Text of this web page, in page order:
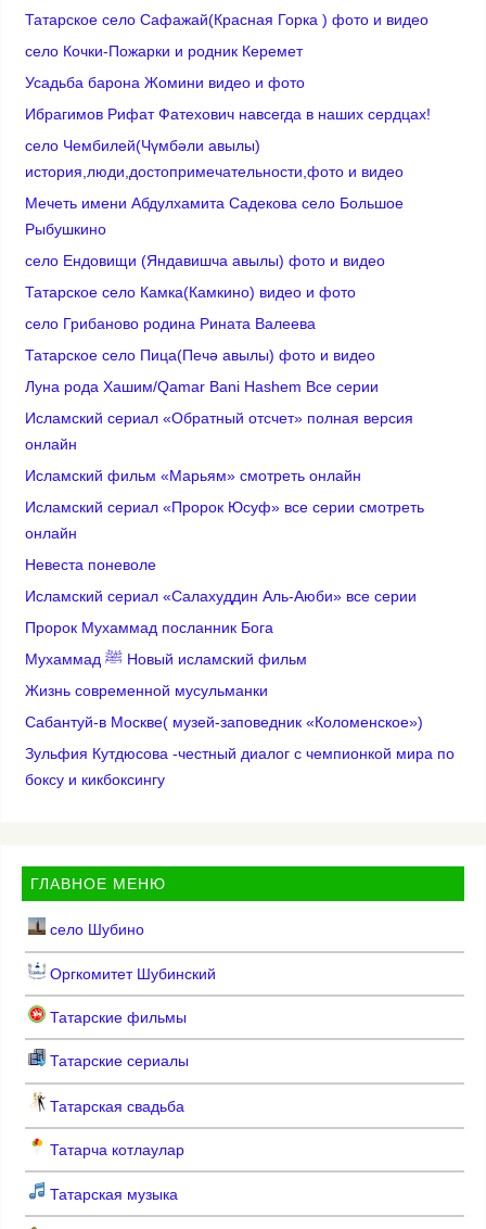
Татарское село Сафажай(Красная Горка ) фото и видео
село Кочки-Пожарки и родник Керемет
Усадьба барона Жомини видео и фото
Ибрагимов Рифат Фатехович навсегда в наших сердцах!
село Чембилей(Чүмбәли авылы)
история,люди,достопримечательности,фото и видео
Мечеть имени Абдулхамита Садекова село Большое
Рыбушкино
село Ендовищи (Яндавишча авылы) фото и видео
Татарское село Камка(Камкино) видео и фото
село Грибаново родина Рината Валеева
Татарское село Пица(Печә авылы) фото и видео
Луна рода Хашим/Qamar Bani Hashem Все серии
Исламский сериал «Обратный отсчет» полная версия
онлайн
Исламский фильм «Марьям» смотреть онлайн
Исламский сериал «Пророк Юсуф» все серии смотреть
онлайн
Невеста поневоле
Исламский сериал «Салахуддин Аль-Аюби» все серии
Пророк Мухаммад посланник Бога
Мухаммад ﷺ Новый исламский фильм
Жизнь современной мусульманки
Сабантуй-в Москве( музей-заповедник «Коломенское»)
Зульфия Кутдюсова -честный диалог с чемпионкой мира по
боксу и кикбоксингу
ГЛАВНОЕ МЕНЮ
село Шубино
Оргкомитет Шубинский
Татарские фильмы
Татарские сериалы
Татарская свадьба
Татарча котлаулар
Татарская музыка